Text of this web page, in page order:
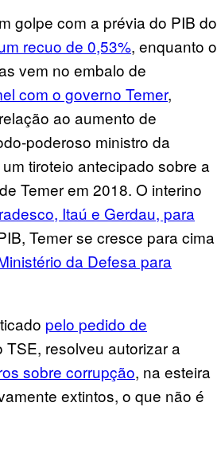
golpe com a prévia do PIB do
recuo de 0,53%, enquanto o
vem no embalo de
com o governo Temer,
ao aumento de
poderoso ministro da
tiroteio antecipado sobre a
Temer em 2018. O interino
Itaú e Gerdau, para
Temer se cresce para cima
da Defesa para
pelo pedido de
resolveu autorizar a
sobre corrupção, na esteira
extintos, o que não é